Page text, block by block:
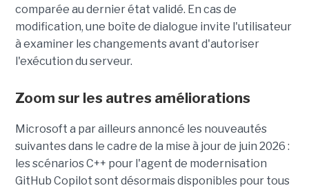
comparée au dernier état validé. En cas de
modification, une boîte de dialogue invite l'utilisateur
à examiner les changements avant d'autoriser
l'exécution du serveur.
Zoom sur les autres améliorations
Microsoft a par ailleurs annoncé les nouveautés
suivantes dans le cadre de la mise à jour de juin 2026 :
les scénarios C++ pour l'agent de modernisation
GitHub Copilot sont désormais disponibles pour tous